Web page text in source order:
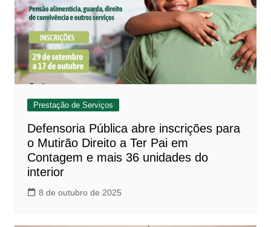
Prestação de Serviços
Defensoria Pública abre inscrições para
o Mutirão Direito a Ter Pai em
Contagem e mais 36 unidades do
interior
8 de outubro de 2025